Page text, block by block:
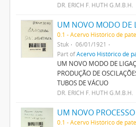
DR. ERICH F. HUTH G.M.B.H.
0.1 - Acervo Histórico de
Stuk
06/01/1921
Part ofAcervo Histórico de
UM NOVO MODO DE
PRODUÇÃO DE
TUBOS DE VÁCUO
DR. ERICH F. HUTH G.M.B.H.
0.1 - Acervo Histórico de